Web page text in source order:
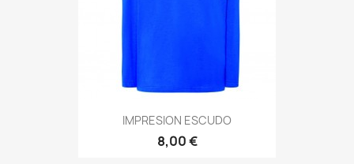
IMPRESION ESCUDO
8,00 €